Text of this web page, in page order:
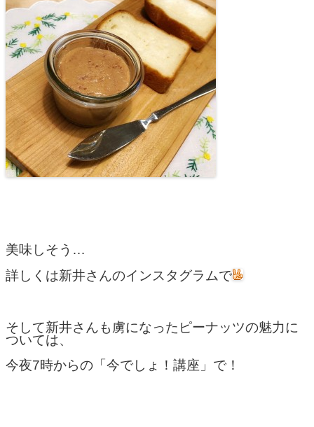
美味しそう…
詳しくは新井さんのインスタグラムで
そして新井さんも虜になったピーナッツの魅力に
ついては、
今夜7時からの「今でしょ！講座」で！